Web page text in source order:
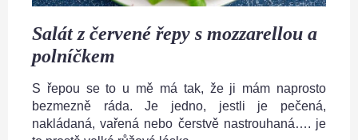
Salát z červené řepy s mozzarellou a
polníčkem
S řepou se to u mě má tak, že ji mám naprosto
bezmezně ráda. Je jedno, jestli je pečená,
nakládaná, vařená nebo čerstvě nastrouhaná…. je